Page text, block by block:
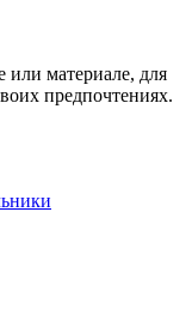
или материале, для
предпочтениях.